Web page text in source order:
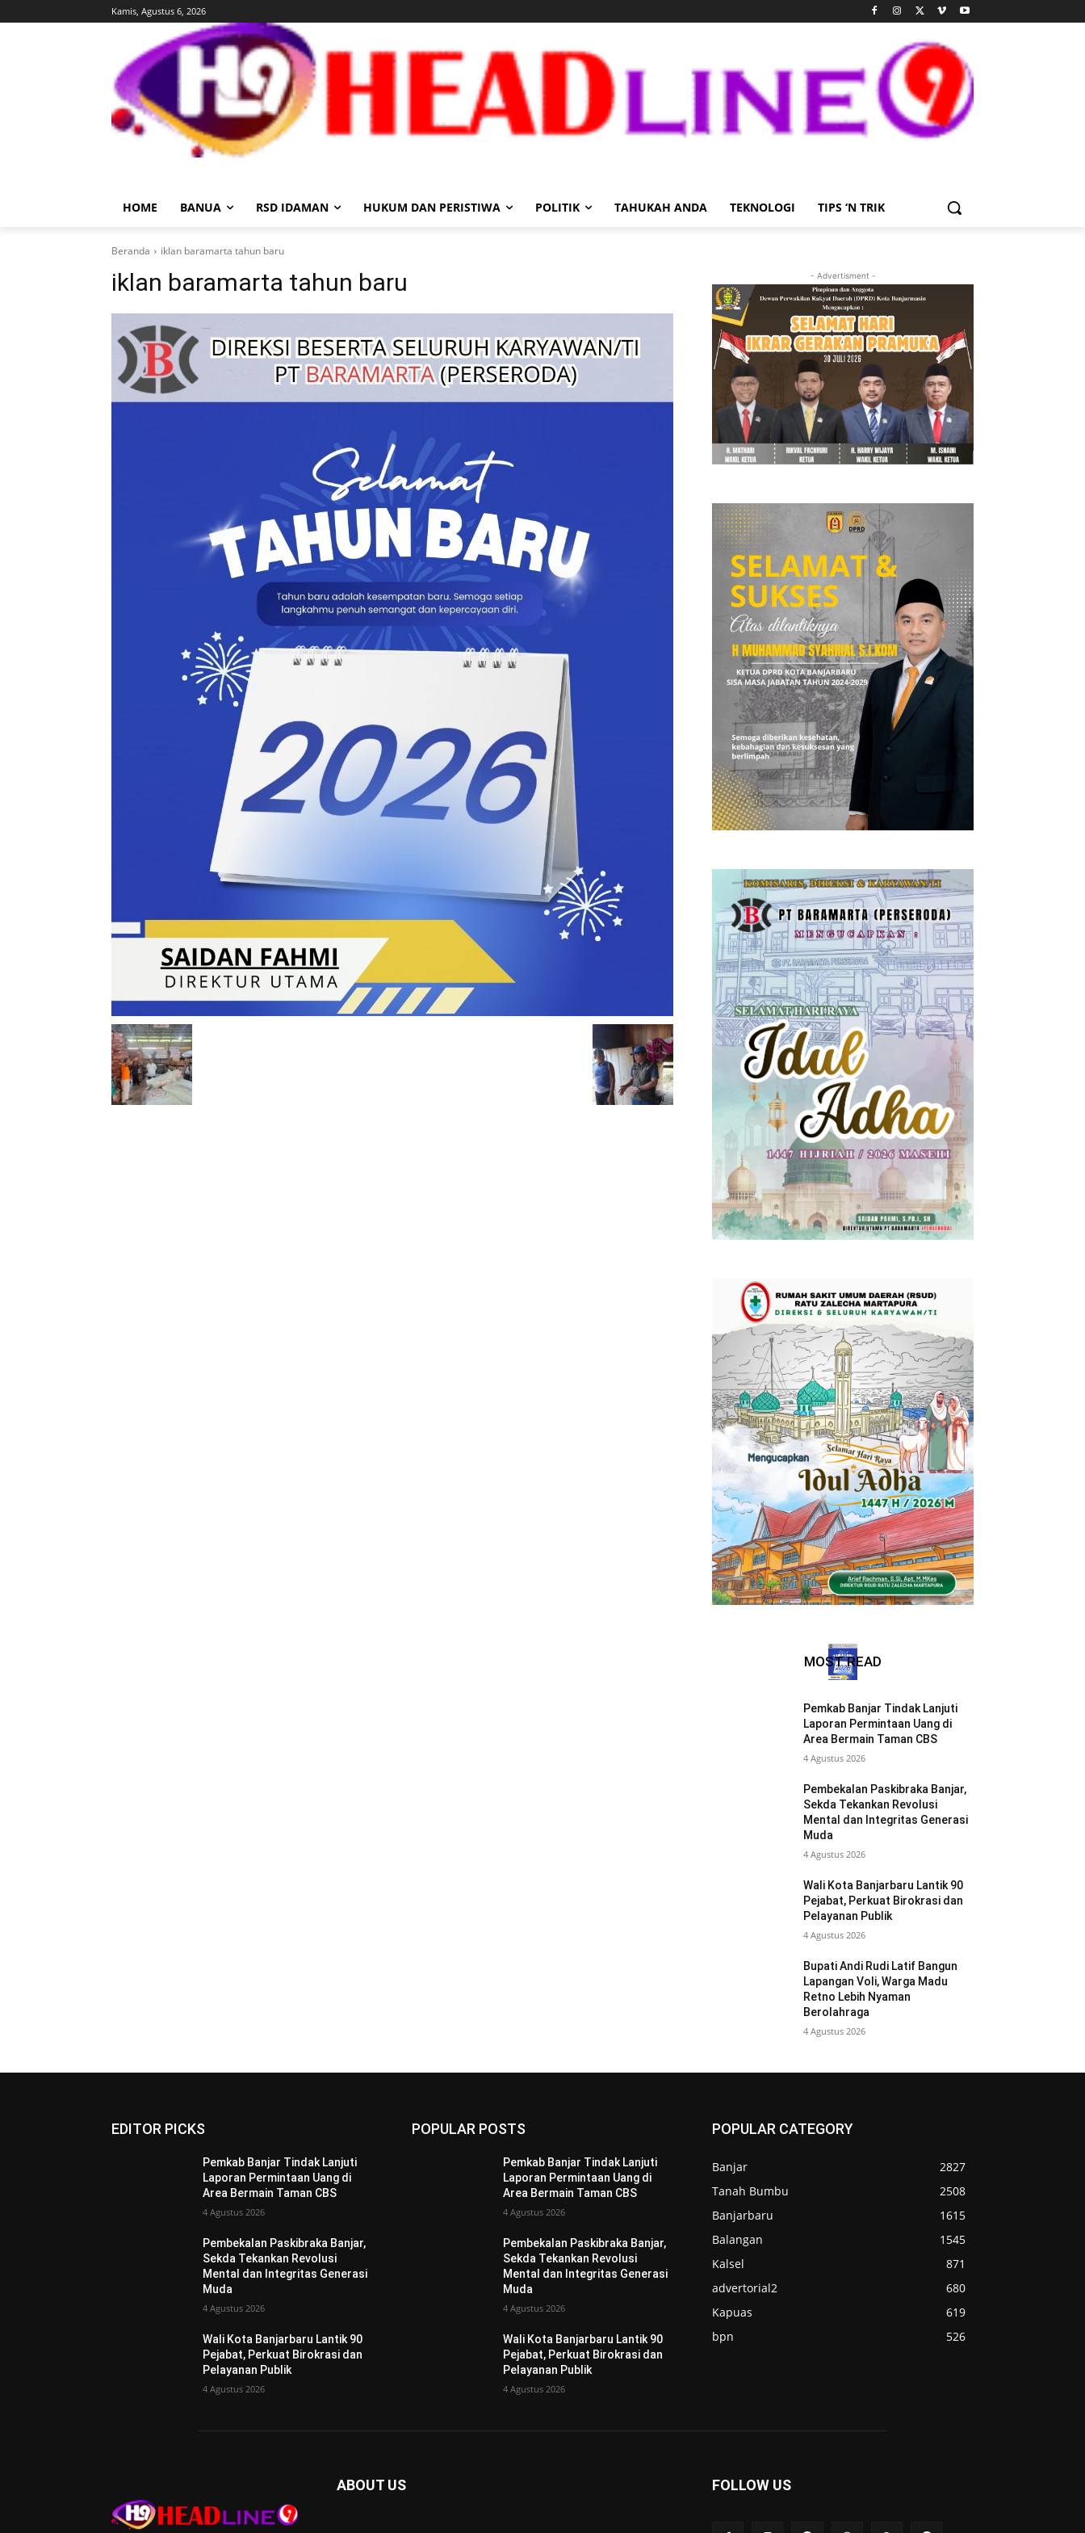
Kamis, Agustus 6, 2026
HOME BANUA RSD IDAMAN HUKUM DAN PERISTIWA POLITIK TAHUKAH ANDA TEKNOLOGI TIPS ‘N TRIK
Beranda iklan baramarta tahun baru
iklan baramarta tahun baru - Advertisment -
MOST READ
Pemkab Banjar Tindak Lanjuti
Laporan Permintaan Uang di
Area Bermain Taman CBS
4 Agustus 2026
Pembekalan Paskibraka Banjar,
Sekda Tekankan Revolusi
Mental dan Integritas Generasi
Muda
4 Agustus 2026
Wali Kota Banjarbaru Lantik 90
Pejabat, Perkuat Birokrasi dan
Pelayanan Publik
4 Agustus 2026
Bupati Andi Rudi Latif Bangun
Lapangan Voli, Warga Madu
Retno Lebih Nyaman
Berolahraga
4 Agustus 2026
EDITOR PICKS
Pemkab Banjar Tindak Lanjuti
Laporan Permintaan Uang di
Area Bermain Taman CBS
4 Agustus 2026
Pembekalan Paskibraka Banjar,
Sekda Tekankan Revolusi
Mental dan Integritas Generasi
Muda
4 Agustus 2026
Wali Kota Banjarbaru Lantik 90
Pejabat, Perkuat Birokrasi dan
Pelayanan Publik
4 Agustus 2026
POPULAR POSTS
Pemkab Banjar Tindak Lanjuti
Laporan Permintaan Uang di
Area Bermain Taman CBS
4 Agustus 2026
Pembekalan Paskibraka Banjar,
Sekda Tekankan Revolusi
Mental dan Integritas Generasi
Muda
4 Agustus 2026
Wali Kota Banjarbaru Lantik 90
Pejabat, Perkuat Birokrasi dan
Pelayanan Publik
4 Agustus 2026
POPULAR CATEGORY
Banjar
2827
Tanah Bumbu
2508
Banjarbaru
1615
Balangan
1545
Kalsel
871
advertorial2
680
Kapuas
619
bpn
526
ABOUT US FOLLOW US